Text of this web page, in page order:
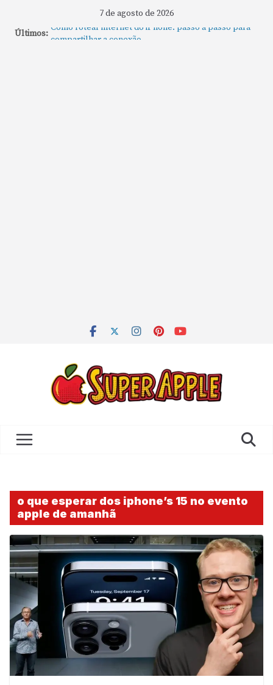
7 de agosto de 2026
Últimos: Como rotear internet do iPhone: passo a passo para
o que esperar dos iphone’s 15 no evento
apple de amanhã